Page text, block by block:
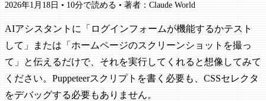
2026年1月18日 • 10分で読める • 著者：Claude World
AIアシスタントに「ログインフォームが機能するかテスト
して」または「ホームページのスクリーンショットを撮っ
て」と伝えるだけで、それを実行してくれると想像してみて
ください。Puppeteerスクリプトを書く必要も、CSSセレクタ
をデバッグする必要もありません。